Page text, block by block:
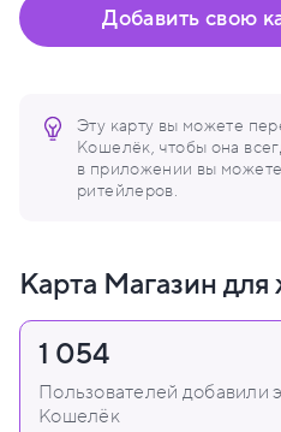
Эту карту вы можете
Кошелёк, чтобы она
в приложении вы
ритейлеров.
Добавить свою
Карта Магазин
1 054
Пользователей добавили
Кошелёк